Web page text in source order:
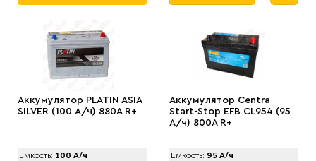
Аккумулятор PLATIN ASIA
SILVER (100 А/ч) 880A R+
Емкость: 100 А/ч
Аккумулятор Centra
Start-Stop EFB CL954 (95
А/ч) 800A R+
Емкость: 95 А/ч